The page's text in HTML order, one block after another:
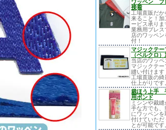
ワッペン プ
接着
工場直販だか
来ること！加
ービス承りま
業務用プレス
店のワッペン
付！
マジックテー
（ベルクロ
当店のワッペ
マジックテー
縫い付けます
工場直販の綺
仕上がりです
裁ほう上手
用ボンド
ミシンや裁縫
手な方でも、
にワッペンを
付けていただ
とが可能です